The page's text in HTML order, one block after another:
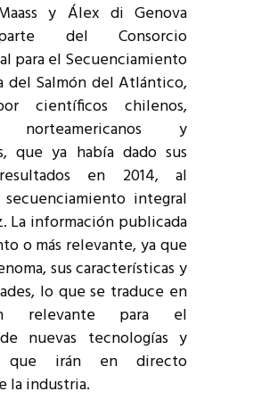
y Álex di Genova
del Consorcio
para el Secuenciamiento
del Salmón del Atlántico,
científicos chilenos,
norteamericanos y
que ya había dado sus
en 2014, al
integral
La información publicada
o más relevante, ya que
sus características y
lo que se traduce en
relevante para el
nuevas tecnologías y
que irán en directo
la industria.